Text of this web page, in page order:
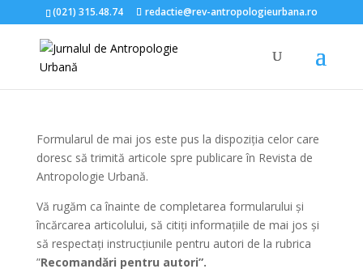
(021) 315.48.74 redactie@rev-antropologieurbana.ro
Formularul de mai jos este pus la dispoziția celor care
doresc să trimită articole spre publicare în Revista de
Antropologie Urbană.
Vă rugăm ca înainte de completarea formularului și
încărcarea articolului, să citiți informațiile de mai jos și
să respectaţi instrucţiunile pentru autori de la rubrica
”Recomandări pentru autori”.